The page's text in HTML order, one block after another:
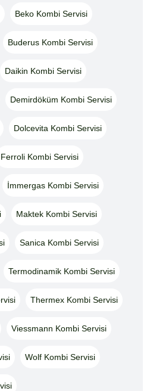
Beko Kombi Servisi
Buderus Kombi Servisi
Daikin Kombi Servisi
Demirdöküm Kombi Servisi
Dolcevita Kombi Servisi
Ferroli Kombi Servisi
İmmergas Kombi Servisi
Maktek Kombi Servisi
Sanica Kombi Servisi
Termodinamik Kombi Servisi
Thermex Kombi Servisi
Viessmann Kombi Servisi
Wolf Kombi Servisi